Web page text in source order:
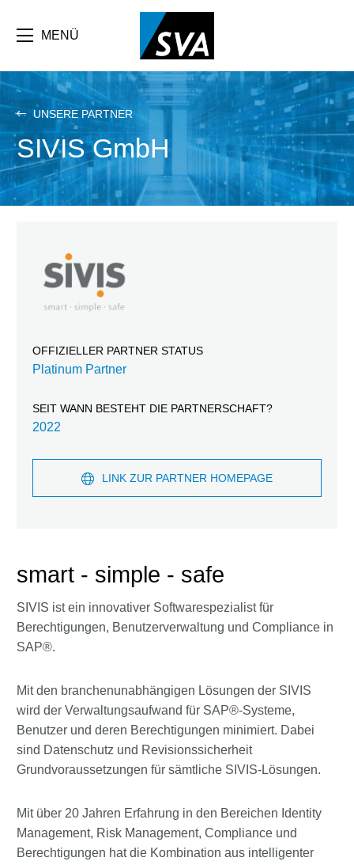
Inhalt
MENÜ
UNSERE PARTNER
SIVIS GmbH
smart - simple - safe
SIVIS ist ein innovativer Softwarespezialist für
Berechtigungen, Benutzerverwaltung und Compliance in
SAP®.
Mit den branchenunabhängigen Lösungen der SIVIS
wird der Verwaltungsaufwand für SAP®-Systeme,
Benutzer und deren Berechtigungen minimiert. Dabei
sind Datenschutz und Revisionssicherheit
Grundvoraussetzungen für sämtliche SIVIS-Lösungen.
Mit über 20 Jahren Erfahrung in den Bereichen Identity
Management, Risk Management, Compliance und
Berechtigungen hat die Kombination aus intelligenter
OFFIZIELLER PARTNER STATUS
Platinum Partner
SEIT WANN BESTEHT DIE PARTNERSCHAFT?
2022
LINK ZUR PARTNER HOMEPAGE